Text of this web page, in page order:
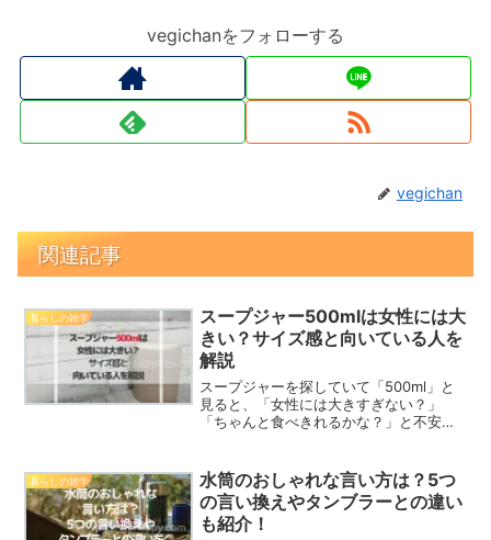
vegichanをフォローする
vegichan
関連記事
暮らしの雑学
スープジャー500mlは女性には大
きい？サイズ感と向いている人を
解説
スープジャーを探していて「500ml」と
見ると、「女性には大きすぎない？」
「ちゃんと食べきれるかな？」と不安に
今度は「重そう」「かさばりそう」と感
じてしまう...
暮らしの雑学
水筒のおしゃれな言い方は？5つ
の言い換えやタンブラーとの違い
も紹介！